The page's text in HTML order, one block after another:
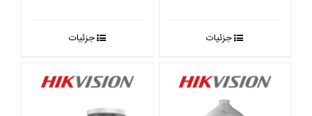
جزئیات جزئیات